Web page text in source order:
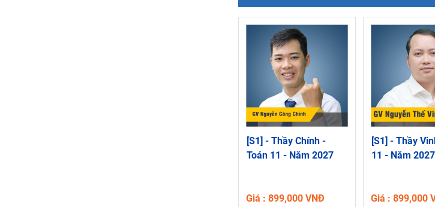
[S1] - Thầy Chính -
Toán 11 - Năm 2027
Giá : 899,000 VNĐ
[S1] - Thầy
11 - Năm 2027
Giá : 899,000